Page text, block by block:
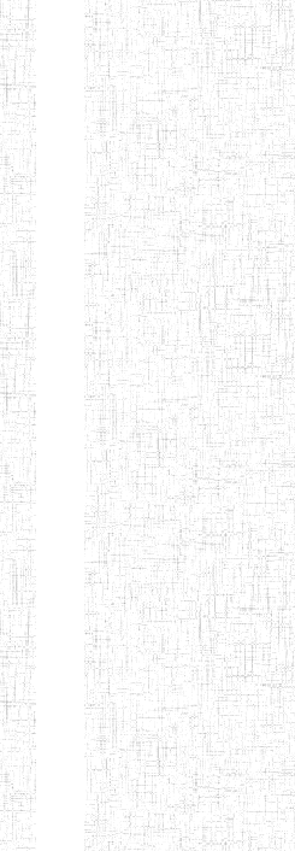
Afficher
Début Préc.
13
Suivant
KUMBA
GTTC AKWA-
BAKASSI
27/
GTTC
MUNDEMBA
Etablissements
secondaire
technique
et
professionnel